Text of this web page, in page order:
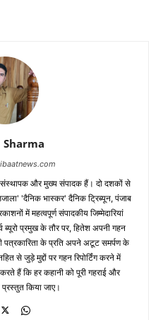
Sharma
और मुख्य संपादक हैं। दो दशकों से
'दैनिक भास्कर' दैनिक ट्रिब्यून, पंजाब
में महत्वपूर्ण संपादकीय जिम्मेदारियां
प्रमुख के तौर पर, हितेश अपनी गहन
पत्रकारिता के प्रति अपने अटूट समर्पण के
से जुड़े मुद्दों पर गहन रिपोर्टिंग करने में
हैं कि हर कहानी को पूरी गहराई और
प्रस्तुत किया जाए।